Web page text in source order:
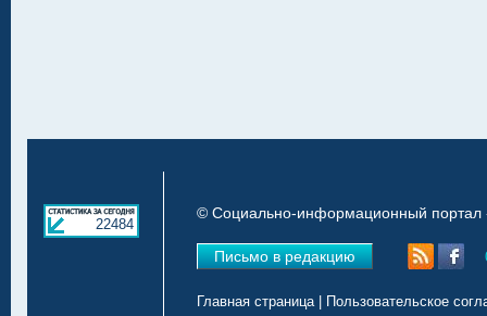
22484
© Социально-информационный портал
Письмо в редакцию
Главная страница| Пользовательское